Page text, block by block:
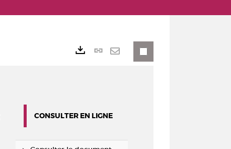
Lien
CONSULTER EN LIGNE